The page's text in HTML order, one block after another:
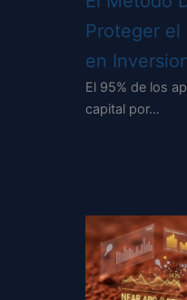
Proteger el
en
El 95% de los
capital por…